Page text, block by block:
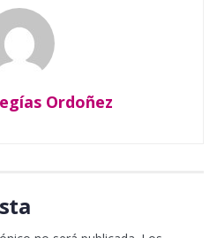
Ordoñez